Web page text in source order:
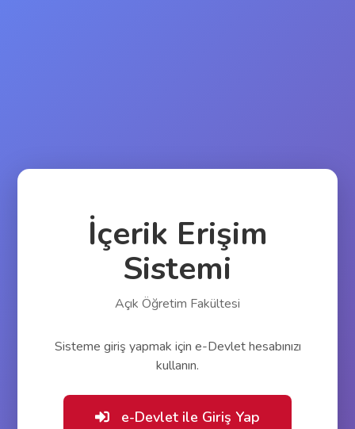
İçerik Erişim
Sistemi
Açık Öğretim Fakültesi
Sisteme giriş yapmak için e-Devlet hesabınızı
kullanın.
e-Devlet ile Giriş Yap